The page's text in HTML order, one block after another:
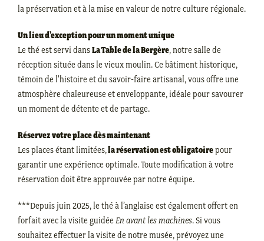
la préservation et à la mise en valeur de notre culture régionale.
Un lieu d’exception pour un moment unique
Le thé est servi dansLa Table de la Bergère, notre salle de
réception située dans le vieux moulin. Ce bâtiment historique,
témoin de l’histoire et du savoir-faire artisanal, vous offre une
atmosphère chaleureuse et enveloppante, idéale pour savourer
un moment de détente et de partage.
Réservez votre place dès maintenant
Les places étant limitées,la réservation est obligatoirepour
garantir une expérience optimale. Toute modification à votre
réservation doit être approuvée par notre équipe.
***Depuis juin 2025, le thé à l’anglaise est également offert en
forfait avec la visite guidée En avant les machines. Si vous
souhaitez effectuer la visite de notre musée, prévoyez une